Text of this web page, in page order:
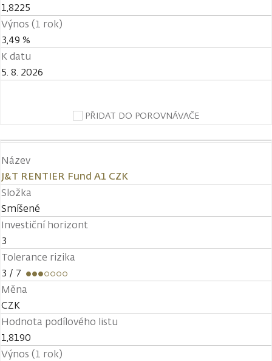
1,8225
Výnos (1 rok)
3,49 %
K datu
5. 8. 2026
PŘIDAT DO POROVNÁVAČE
Název
J&T RENTIER Fund A1 CZK
Složka
Smíšené
Investiční horizont
3
Tolerance rizika
3 / 7
Měna
CZK
Hodnota podílového listu
1,8190
Výnos (1 rok)